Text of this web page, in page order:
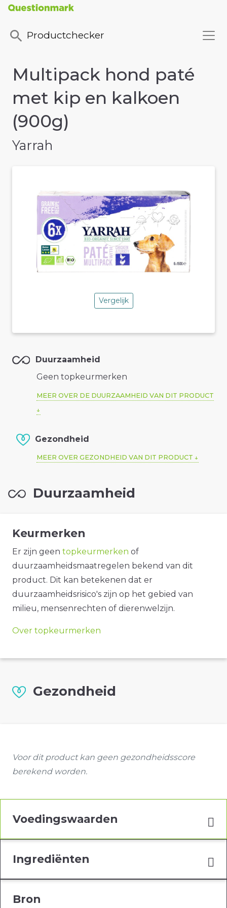
Productchecker
Multipack hond paté
met kip en kalkoen
(900g)
Yarrah
Vergelijk
Duurzaamheid
Geen topkeurmerken
MEER OVER DE DUURZAAMHEID VAN DIT PRODUCT
Gezondheid
MEER OVER GEZONDHEID VAN DIT PRODUCT
Duurzaamheid
Keurmerken
Er zijn geen topkeurmerken of
duurzaamheidsmaatregelen bekend van dit
product. Dit kan betekenen dat er
duurzaamheidsrisico's zijn op het gebied van
milieu, mensenrechten of dierenwelzijn.
Over topkeurmerken
Gezondheid
Voor dit product kan geen gezondheidsscore
berekend worden.
Voedingswaarden
Ingrediënten
Bron